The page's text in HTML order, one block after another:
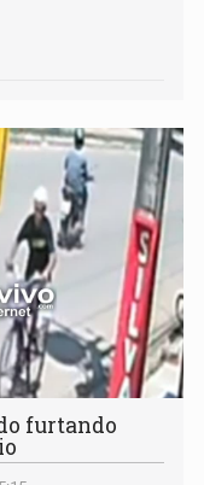
furtando